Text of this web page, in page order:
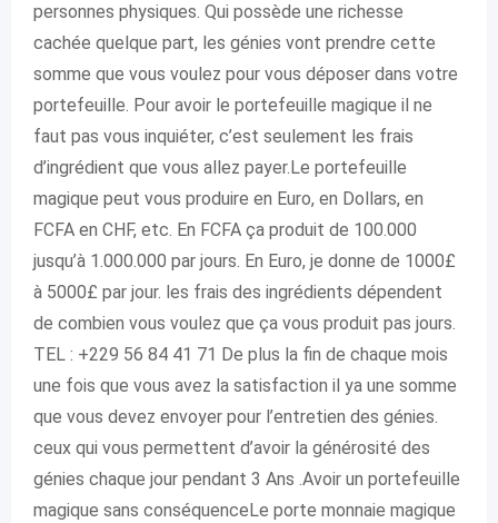
personnes physiques. Qui possède une richesse
cachée quelque part, les génies vont prendre cette
somme que vous voulez pour vous déposer dans votre
portefeuille. Pour avoir le portefeuille magique il ne
faut pas vous inquiéter, c’est seulement les frais
d’ingrédient que vous allez payer.Le portefeuille
magique peut vous produire en Euro, en Dollars, en
FCFA en CHF, etc. En FCFA ça produit de 100.000
jusqu’à 1.000.000 par jours. En Euro, je donne de 1000£
à 5000£ par jour. les frais des ingrédients dépendent
de combien vous voulez que ça vous produit pas jours.
TEL : +229 56 84 41 71 De plus la fin de chaque mois
une fois que vous avez la satisfaction il ya une somme
que vous devez envoyer pour l’entretien des génies.
ceux qui vous permettent d’avoir la générosité des
génies chaque jour pendant 3 Ans .Avoir un portefeuille
magique sans conséquenceLe porte monnaie magique